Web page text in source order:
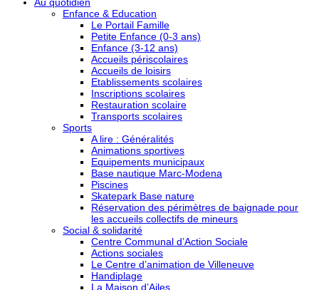
Enfance & Education
Le Portail Famille
Petite Enfance (0-3 ans)
Enfance (3-12 ans)
Accueils périscolaires
Accueils de loisirs
Etablissements scolaires
Inscriptions scolaires
Restauration scolaire
Transports scolaires
Sports
A lire : Généralités
Animations sportives
Equipements municipaux
Base nautique Marc-Modena
Piscines
Skatepark Base nature
Réservation des périmètres de baignade pour
les accueils collectifs de mineurs
Social & solidarité
Centre Communal d’Action Sociale
Actions sociales
Le Centre d’animation de Villeneuve
Handiplage
La Maison d’Ailes